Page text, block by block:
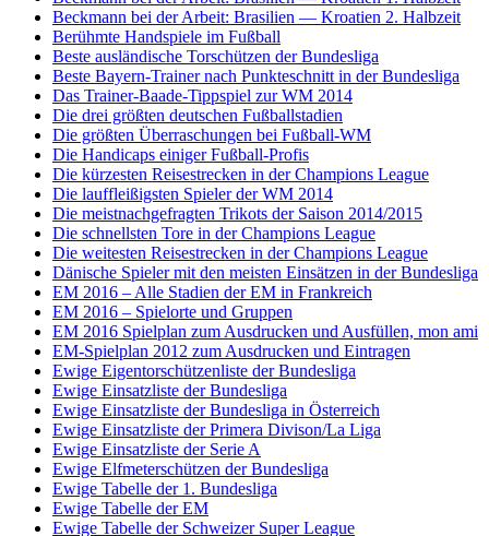
Beckmann bei der Arbeit: Brasilien — Kroatien 2. Halbzeit
Berühmte Handspiele im Fußball
Beste ausländische Torschützen der Bundesliga
Beste Bayern-Trainer nach Punkteschnitt in der Bundesliga
Das Trainer-Baade-Tippspiel zur WM 2014
Die drei größten deutschen Fußballstadien
Die größten Überraschungen bei Fußball-WM
Die Handicaps einiger Fußball-Profis
Die kürzesten Reisestrecken in der Champions League
Die lauffleißigsten Spieler der WM 2014
Die meistnachgefragten Trikots der Saison 2014/2015
Die schnellsten Tore in der Champions League
Die weitesten Reisestrecken in der Champions League
Dänische Spieler mit den meisten Einsätzen in der Bundesliga
EM 2016 – Alle Stadien der EM in Frankreich
EM 2016 – Spielorte und Gruppen
EM 2016 Spielplan zum Ausdrucken und Ausfüllen, mon ami
EM-Spielplan 2012 zum Ausdrucken und Eintragen
Ewige Eigentorschützenliste der Bundesliga
Ewige Einsatzliste der Bundesliga
Ewige Einsatzliste der Bundesliga in Österreich
Ewige Einsatzliste der Primera Divison/La Liga
Ewige Einsatzliste der Serie A
Ewige Elfmeterschützen der Bundesliga
Ewige Tabelle der 1. Bundesliga
Ewige Tabelle der EM
Ewige Tabelle der Schweizer Super League